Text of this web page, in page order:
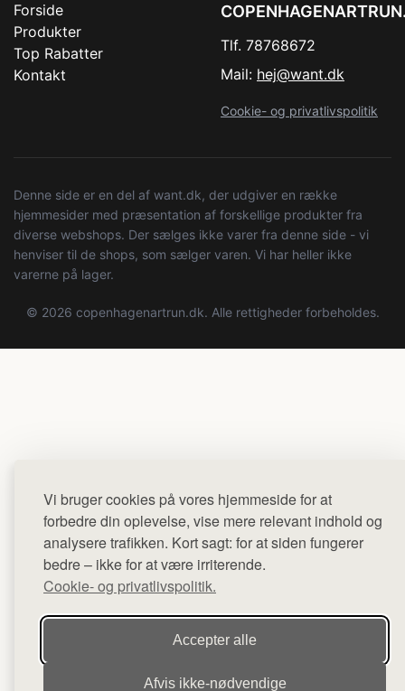
Vi bruger cookies på vores hjemmeside for at
forbedre din oplevelse, vise mere relevant indhold og
analysere trafikken. Kort sagt: for at siden fungerer
bedre – ikke for at være irriterende.
Cookie- og privatlivspolitik.
Accepter alle
Afvis ikke‑nødvendige
Forside
Produkter
Top Rabatter
Kontakt
Tlf. 78768672
Mail: hej@want.dk
Cookie- og privatlivspolitik
Denne side er en del af want.dk, der udgiver en række
hjemmesider med præsentation af forskellige produkter fra
diverse webshops. Der sælges ikke varer fra denne side - vi
henviser til de shops, som sælger varen. Vi har heller ikke
varerne på lager.
© 2026 copenhagenartrun.dk. Alle rettigheder forbeholdes.